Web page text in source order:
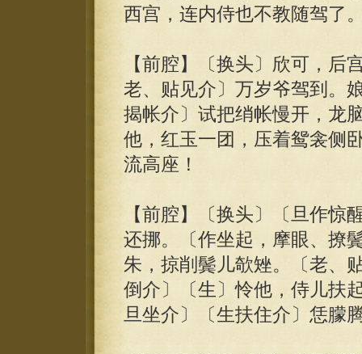
西宫，连内侍也不教随驾了
【前腔】〔换头〕欣可，后
老、贴见介〕万岁爷驾到。
揭帐介〕试把绡帐慢开，龙
他，红玉一团，压着鸳衾侧
流高座！
【前腔】〔换头〕〔旦作惊
还挪。〔作坐起，摩眼、撩
朱，掠削鬓儿欹矬。〔老、
倒介〕〔生〕怜他，侍儿扶
旦坐介〕〔生扶住介〕恁朦